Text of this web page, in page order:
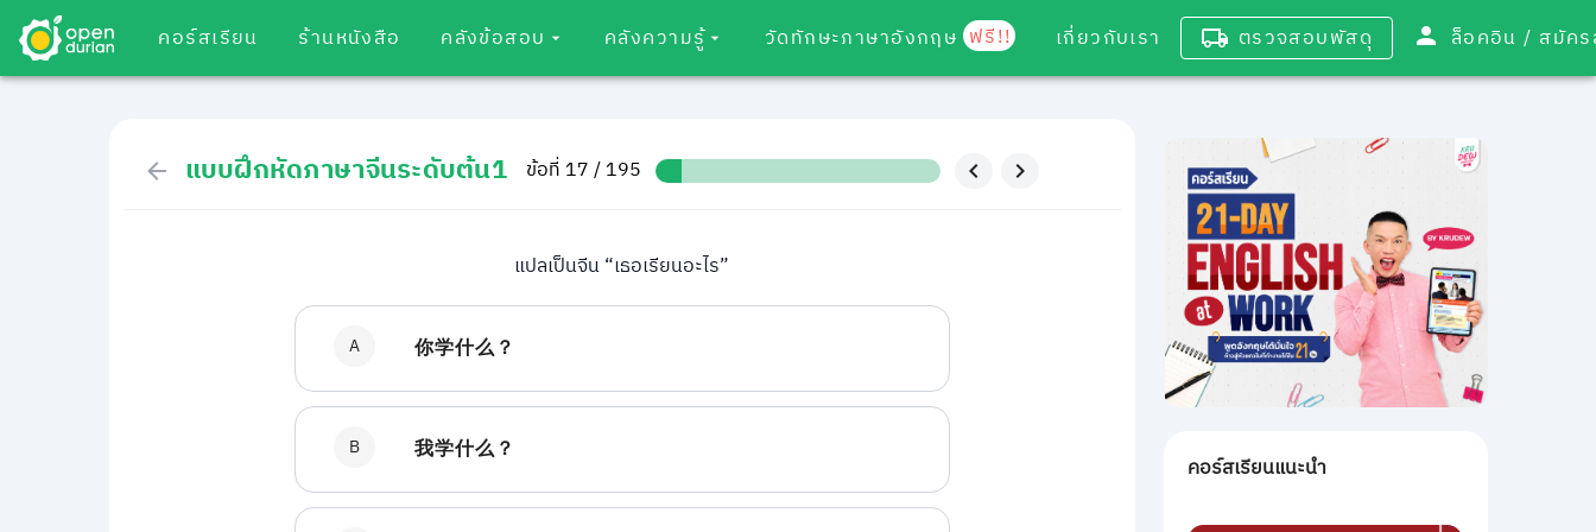
คอร์สเรียน ร้านหนังสือ คลังข้อสอบ คลังความรู้ วัดทักษะภาษาอังกฤษ ฟรี!! เกี่ยวกับเรา ตรวจสอบพัสดุ ล็อคอิน /
แบบฝึกหัดภาษาจีนระดับต้น1 ข้อที่ 17 / 195
แปลเป็นจีน “เธอเรียนอะไร”
A 你学什么？
B 我学什么？
คอร์สเรียนแนะนำ